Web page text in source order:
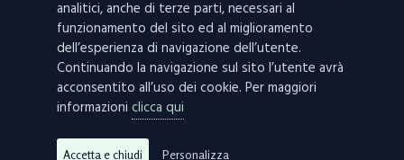
Necrologi
Contatti
Manifesti funebri
Mappa del sito
Links
Privacy Policy
analitici, anche di terze parti, necessari al
funzionamento del sito ed al miglioramento
dell’esperienza di navigazione dell’utente.
Continuando la navigazione sul sito l’utente avrà
acconsentito all’uso dei cookie. Per maggiori
informazioni clicca qui
Accetta e chiudi Personalizza